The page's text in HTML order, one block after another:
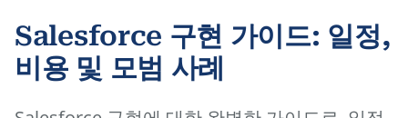
Salesforce 구현 가이드: 일정,
비용 및 모범 사례